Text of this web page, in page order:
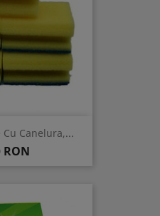
Cu Canelura,...
RON